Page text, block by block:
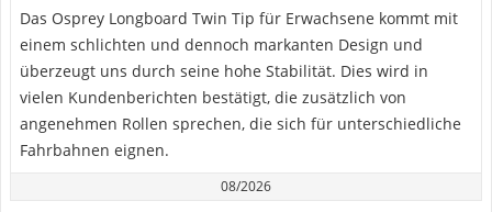
Das Osprey Longboard Twin Tip für Erwachsene kommt mit
einem schlichten und dennoch markanten Design und
überzeugt uns durch seine hohe Stabilität. Dies wird in
vielen Kundenberichten bestätigt, die zusätzlich von
angenehmen Rollen sprechen, die sich für unterschiedliche
Fahrbahnen eignen.
08/2026